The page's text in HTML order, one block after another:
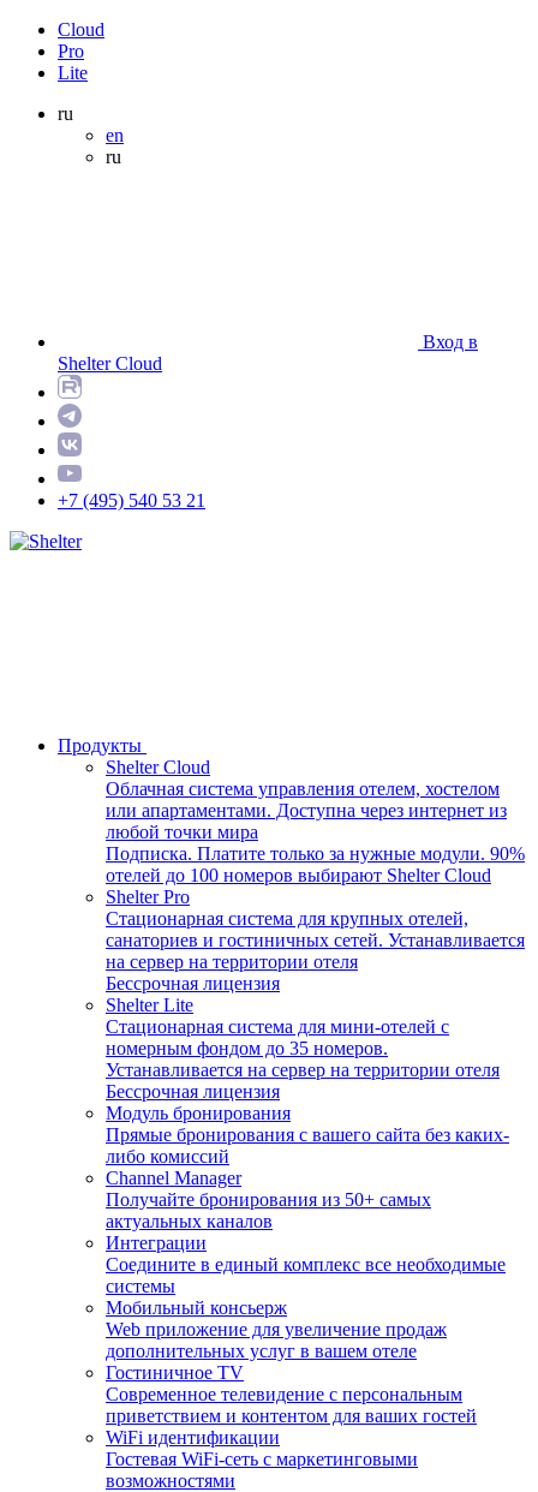
Cloud
Pro
Lite
ru
en
ru
Вход в
Shelter Cloud
+7 (495) 540 53 21
Продукты
Shelter Cloud
Облачная система управления отелем, хостелом
или апартаментами. Доступна через интернет из
любой точки мира
Подписка. Платите только за нужные модули. 90%
отелей до 100 номеров выбирают Shelter Cloud
Shelter Pro
Стационарная система для крупных отелей,
санаториев и гостиничных сетей. Устанавливается
на сервер на территории отеля
Бессрочная лицензия
Shelter Lite
Стационарная система для мини-отелей с
номерным фондом до 35 номеров.
Устанавливается на сервер на территории отеля
Бессрочная лицензия
Модуль бронирования
Прямые бронирования с вашего сайта без каких-
либо комиссий
Channel Manager
Получайте бронирования из 50+ самых
актуальных каналов
Интеграции
Соедините в единый комплекс все необходимые
системы
Мобильный консьерж
Web приложение для увеличение продаж
дополнительных услуг в вашем отеле
Гостиничное TV
Современное телевидение с персональным
приветствием и контентом для ваших гостей
WiFi идентификации
Гостевая WiFi-сеть с маркетинговыми
возможностями